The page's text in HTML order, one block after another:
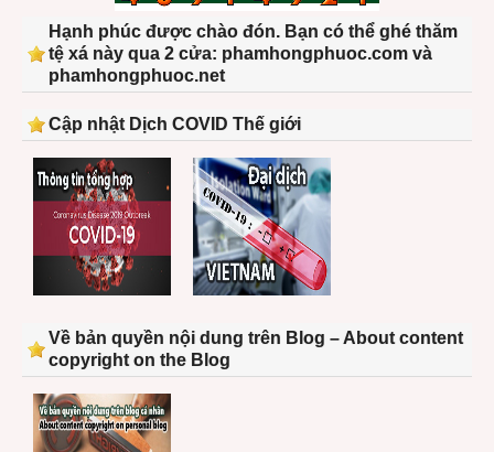
Hạnh phúc được chào đón. Bạn có thể ghé thăm
tệ xá này qua 2 cửa: phamhongphuoc.com và
phamhongphuoc.net
Cập nhật Dịch COVID Thế giới
Về bản quyền nội dung trên Blog – About content
copyright on the Blog